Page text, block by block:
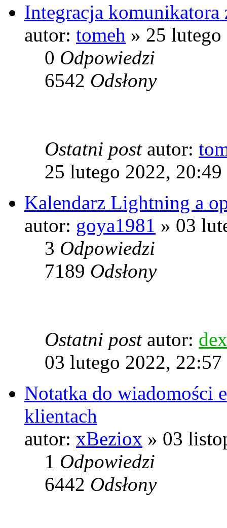
Integracja komunikatora
autor: tomeh » 25
0 Odpowiedzi
6542 Odsłony
Ostatni post autor:
25 lutego 2022, 20:49
Kalendarz Lightning a
autor: goya1981 » 03
3 Odpowiedzi
7189 Odsłony
Ostatni post autor:
03 lutego 2022, 22:57
Notatka do wiadomości
klientach
autor: xBeziox » 03
1 Odpowiedzi
6442 Odsłony